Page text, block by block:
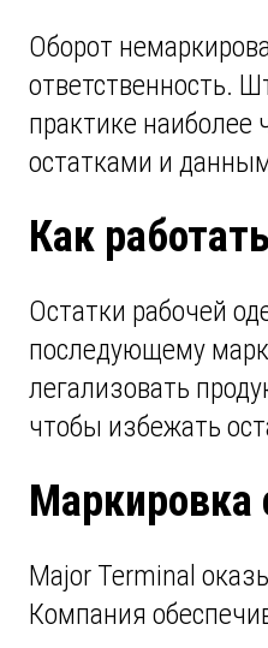
Оборот
ответственность.
практике
остатками и
Как
Остатки рабочей
последующему
легализовать
чтобы избежать
Маркировка
Major Terminal
Компания